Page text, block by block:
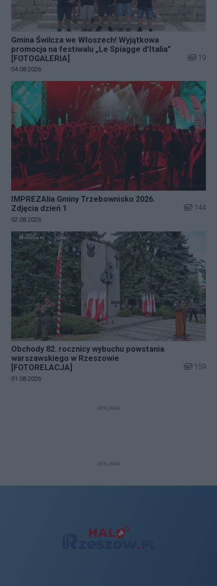
Gmina Świlcza we Włoszech! Wyjątkowa
promocja na festiwalu „Le Spiagge d’Italia”
[FOTOGALERIA]
Liczba
19
Data dodania galerii:
04.08.2026
IMPREZAlia Gminy Trzebownisko 2026.
Zdjęcia dzień 1
Liczba
144
Data dodania galerii:
02.08.2026
Obchody 82. rocznicy wybuchu powstania
warszawskiego w Rzeszowie
[FOTORELACJA]
Liczba
159
Data dodania galerii:
01.08.2026
REKLAMA
REKLAMA